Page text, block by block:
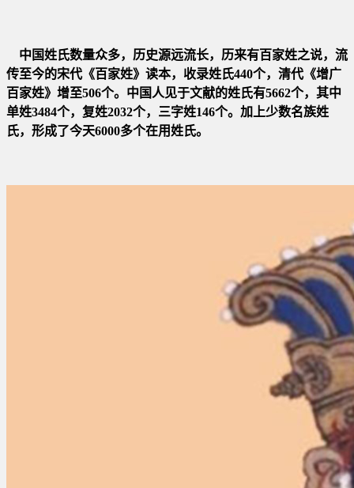
中国姓氏数量众多，历史源远流长，历来有百家姓之说，流
传至今的宋代《百家姓》读本，收录姓氏440个，清代《增广
百家姓》增至506个。中国人见于文献的姓氏有5662个，其中
单姓3484个，复姓2032个，三字姓146个。加上少数名族姓
氏，形成了今天6000多个在用姓氏。